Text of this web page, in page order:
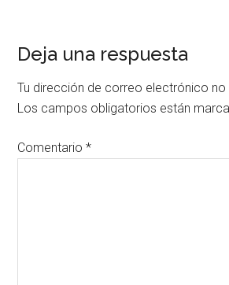
Deja una respuesta
Tu dirección de correo electrónico no
Los campos obligatorios están
Comentario*